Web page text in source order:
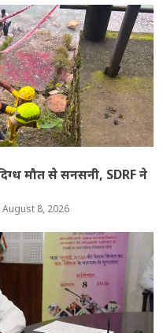
मौत से सनसनी, SDRF ने
August 8, 2026